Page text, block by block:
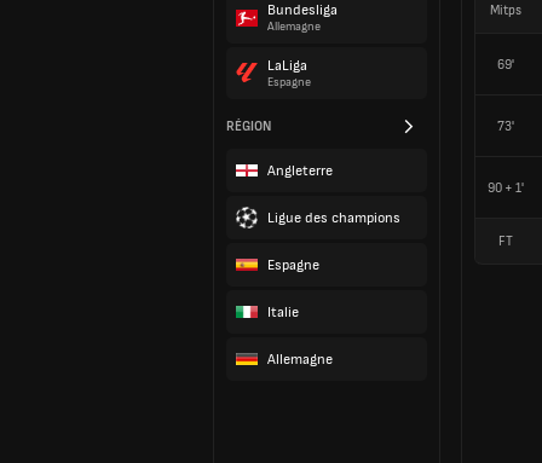
Bundesliga
Allemagne
LaLiga
Espagne
RÉGION
Angleterre
Ligue des champions
Espagne
Italie
Allemagne
Mitps
69'
73'
90 + 1'
FT